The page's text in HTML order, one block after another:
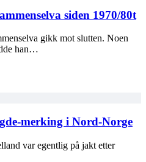
siden 1970/80t
gikk mot slutten. Noen
han…
merking i Nord-Norge
var egentlig på jakt etter